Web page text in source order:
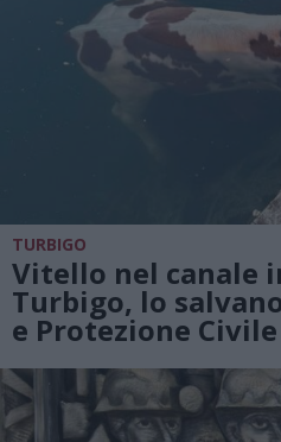
TURBIGO
Vitello nel canale
Turbigo, lo
e Protezione Civile